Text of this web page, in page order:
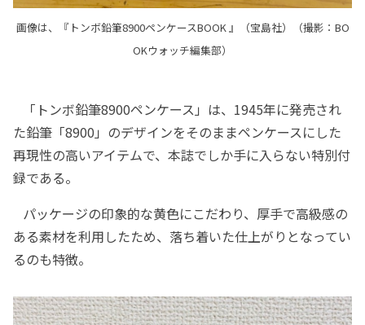
画像は、『トンボ鉛筆8900ペンケースBOOK 』（宝島社）（撮影：BO
OKウォッチ編集部）
「トンボ鉛筆8900ペンケース」は、1945年に発売され
た鉛筆「8900」のデザインをそのままペンケースにした
再現性の高いアイテムで、本誌でしか手に入らない特別付
録である。
パッケージの印象的な黄色にこだわり、厚手で高級感の
ある素材を利用したため、落ち着いた仕上がりとなってい
るのも特徴。